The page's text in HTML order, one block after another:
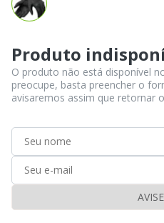
Produto
O produto não está disponível
preocupe, basta preencher o
avisaremos assim que retornar